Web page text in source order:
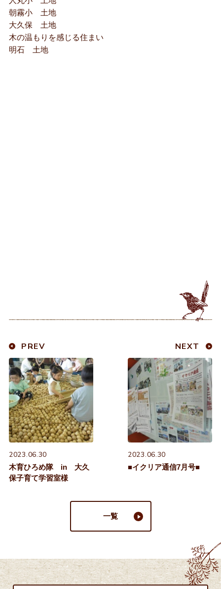
朝霧小 土地
大久保 土地
木の温もりを感じる住まい
明石 土地
PREV
2023.06.30
木育ひろめ隊 in 大久
保子育て学習室様
NEXT
2023.06.30
■イクリア通信7月号■
一覧